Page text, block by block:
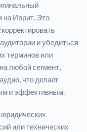
на Иврит. Это
и убедиться
терминов или
любой сегмент,
что делает
и эффективным.
или технических